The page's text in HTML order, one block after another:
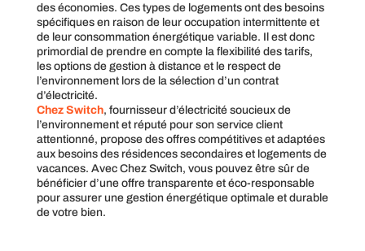
des économies. Ces types de logements ont des besoins
spécifiques en raison de leur occupation intermittente et
de leur consommation énergétique variable. Il est donc
primordial de prendre en compte la flexibilité des tarifs,
les options de gestion à distance et le respect de
l’environnement lors de la sélection d’un contrat
d’électricité.
Chez Switch, fournisseur d’électricité soucieux de
l’environnement et réputé pour son service client
attentionné, propose des offres compétitives et adaptées
aux besoins des résidences secondaires et logements de
vacances. Avec Chez Switch, vous pouvez être sûr de
bénéficier d’une offre transparente et éco-responsable
pour assurer une gestion énergétique optimale et durable
de votre bien.